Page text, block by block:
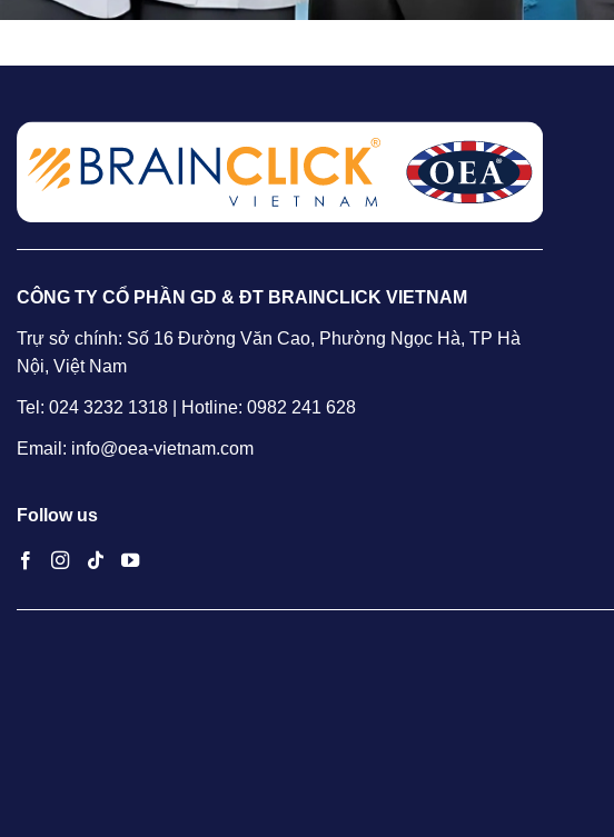
CÔNG TY CỔ PHẦN GD & ĐT BRAINCLICK VIETNAM
Trự sở chính: Số 16 Đường Văn Cao, Phường Ngọc Hà, TP Hà
Nội, Việt Nam
Tel: 024 3232 1318 | Hotline: 0982 241 628
Email: info@oea-vietnam.com
Follow us